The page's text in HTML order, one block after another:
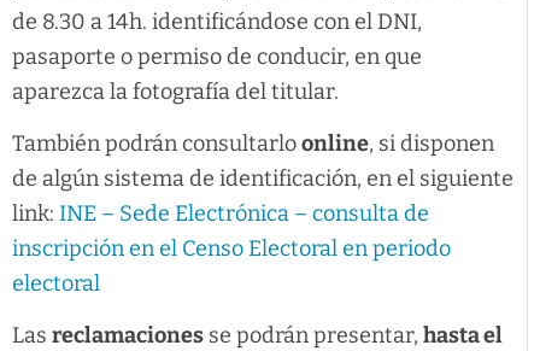
de 8.30 a 14h. identificándose con el DNI,
pasaporte o permiso de conducir, en que
aparezca la fotografía del titular.
También podrán consultarloonline, si disponen
de algún sistema de identificación, en el siguiente
link: INE – Sede Electrónica – consulta de
inscripción en el Censo Electoral en periodo
electoral
Las reclamaciones se podrán presentar, hasta el